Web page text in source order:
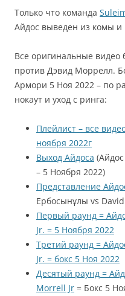
Только что команда
Айдос выведен из комы
Все оригинальные видео
против Дэвид Моррелл.
Армори 5 Ноя 2022 – по
нокаут и уход с ринга:
Плейлист – все
ноября 2022г
Выход Айдоса
– 5 Ноября 2022)
Представление
Ербосынұлы vs
Первый раунд =
Jr. = 5 Ноября 2022
Третий раунд =
Jr. = бокс 5 Ноя 2022
Десятый раунд =
Morrell Jr = Бокс 5